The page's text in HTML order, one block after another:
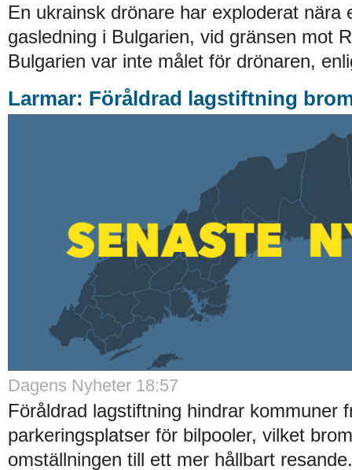
En ukrainsk drönare har exploderat nära
gasledning i Bulgarien, vid gränsen mot
Bulgarien var inte målet för drönaren,
Larmar: Föråldrad lagstiftning
Dagens Nyheter 18:57
Föråldrad lagstiftning hindrar kommuner
parkeringsplatser för bilpooler, vilket
omställningen till ett mer hållbart